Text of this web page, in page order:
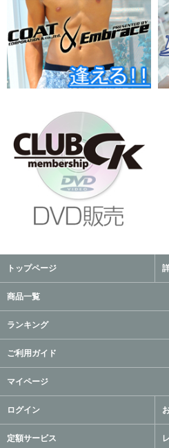
トップページ
商品一覧
ランキング
ご利用ガイド
マイページ
ログイン
定額サービス